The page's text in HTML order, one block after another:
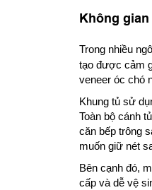
Không
Trong nhiều
tạo được cảm
veneer óc chó
Khung tủ sử
Toàn bộ cánh
căn bếp trông
muốn giữ nét
Bên cạnh đó,
cấp và dễ vệ